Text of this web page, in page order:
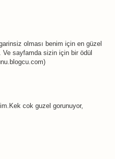
olması benim için en güzel
sayfamda sizin için bir ödül
cok guzel gorunuyor,